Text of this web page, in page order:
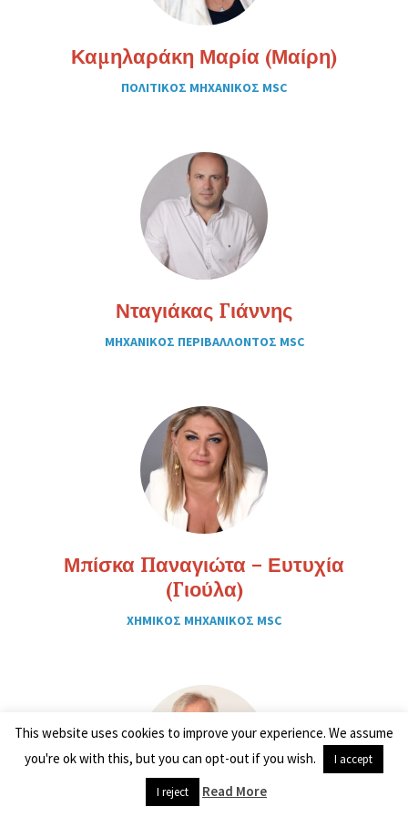
Καμηλαράκη Μαρία (Μαίρη)
ΠΟΛΙΤΙΚΟΣ ΜΗΧΑΝΙΚΟΣ MSC
Νταγιάκας Γιάννης
ΜΗΧΑΝΙΚΟΣ ΠΕΡΙΒΑΛΛΟΝΤΟΣ MSC
Μπίσκα Παναγιώτα – Ευτυχία
(Γιούλα)
ΧΗΜΙΚΟΣ ΜΗΧΑΝΙΚΟΣ MSC
This website uses cookies to improve your experience. We assume
you're ok with this, but you can opt-out if you wish.
I accept
I reject Read More